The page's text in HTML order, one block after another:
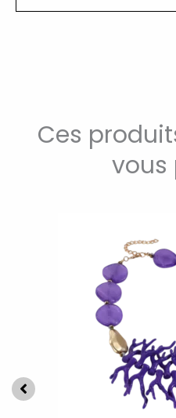
Ces
vous